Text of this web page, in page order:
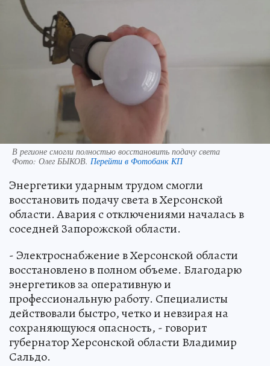
В регионе смогли полностью восстановить подачу света
Фото: Олег БЫКОВ. Перейти в Фотобанк КП
Энергетики ударным трудом смогли
восстановить подачу света в Херсонской
области. Авария с отключениями началась в
соседней Запорожской области.
- Электроснабжение в Херсонской области
восстановлено в полном объеме. Благодарю
энергетиков за оперативную и
профессиональную работу. Специалисты
действовали быстро, четко и невзирая на
сохраняющуюся опасность, - говорит
губернатор Херсонской области Владимир
Сальдо.